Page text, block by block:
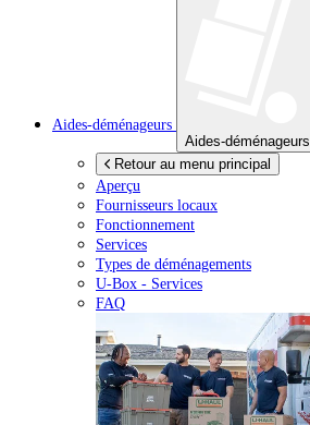
Aides-déménageurs
Aides-déménageurs
Retour au menu principal
Aperçu
Fournisseurs locaux
Fonctionnement
Services
Types de déménagements
U-Box - Services
FAQ